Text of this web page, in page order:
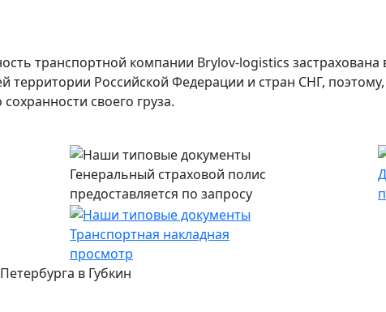
транспортной компании Brylov-logistics
территории Российской Федерации и стран СНГ,
своего груза.
Генеральный страховой полис
предоставляется по запросу
Транспортная накладная
просмотр
в Губкин